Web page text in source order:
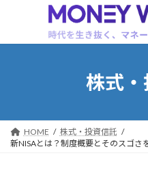
ン
ー
株式
HOME
株式・投資信託
新NISAとは？制度概要とそのスゴさ